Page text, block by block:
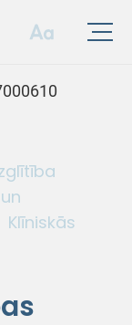
Klīniskās